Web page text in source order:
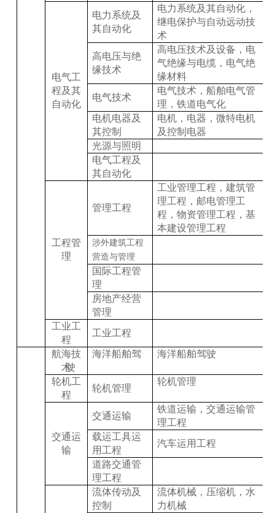
电气工
程及其
自动化
电力系统及
其自动化
电力系统及其自动化，
继电保护与自动远动技
术
高电压与绝
缘技术
高电压技术及设备，电
气绝缘与电缆，电气绝
缘材料
电气技术
电气技术，船舶电气管
理，铁道电气化
电机电器及
其控制
电机，电器，微特电机
及控制电器
光源与照明
电气工程及
其自动化
工程管
理
管理工程
工业管理工程，建筑管
理工程，邮电管理工
程，物资管理工程，基
本建设管理工程
涉外建筑工程
营造与管理
国际工程管
理
房地产经营
管理
工业工
程
工业工程
航海技
术
海洋船舶驾
驶
海洋船舶驾驶
轮机工
程
轮机管理
轮机管理
交通运
输
交通运输
铁道运输，交通运输管
理工程
载运工具运
用工程
汽车运用工程
道路交通管
理工程
流体传动及
控制
流体机械，压缩机，水
力机械